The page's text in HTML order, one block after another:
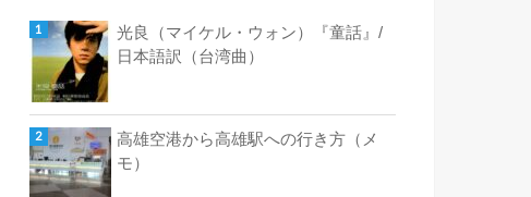
光良（マイケル・ウォン）『童話』/
日本語訳（台湾曲）
高雄空港から高雄駅への行き方（メ
モ）